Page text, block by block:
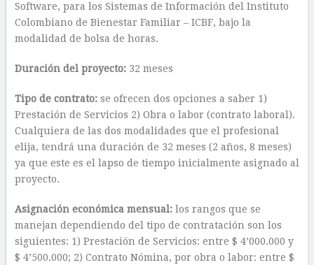
Software, para los Sistemas de Información del Instituto
Colombiano de Bienestar Familiar – ICBF, bajo la
modalidad de bolsa de horas.
Duración del proyecto:32 meses
Tipo de contrato:se ofrecen dos opciones a saber 1)
Prestación de Servicios 2) Obra o labor (contrato laboral).
Cualquiera de las dos modalidades que el profesional
elija, tendrá una duración de 32 meses (2 años, 8 meses)
ya que este es el lapso de tiempo inicialmente asignado al
proyecto.
Asignación económica mensual:los rangos que se
manejan dependiendo del tipo de contratación son los
siguientes: 1) Prestación de Servicios: entre $ 4’000.000 y
$ 4’500.000; 2) Contrato Nómina, por obra o labor: entre $